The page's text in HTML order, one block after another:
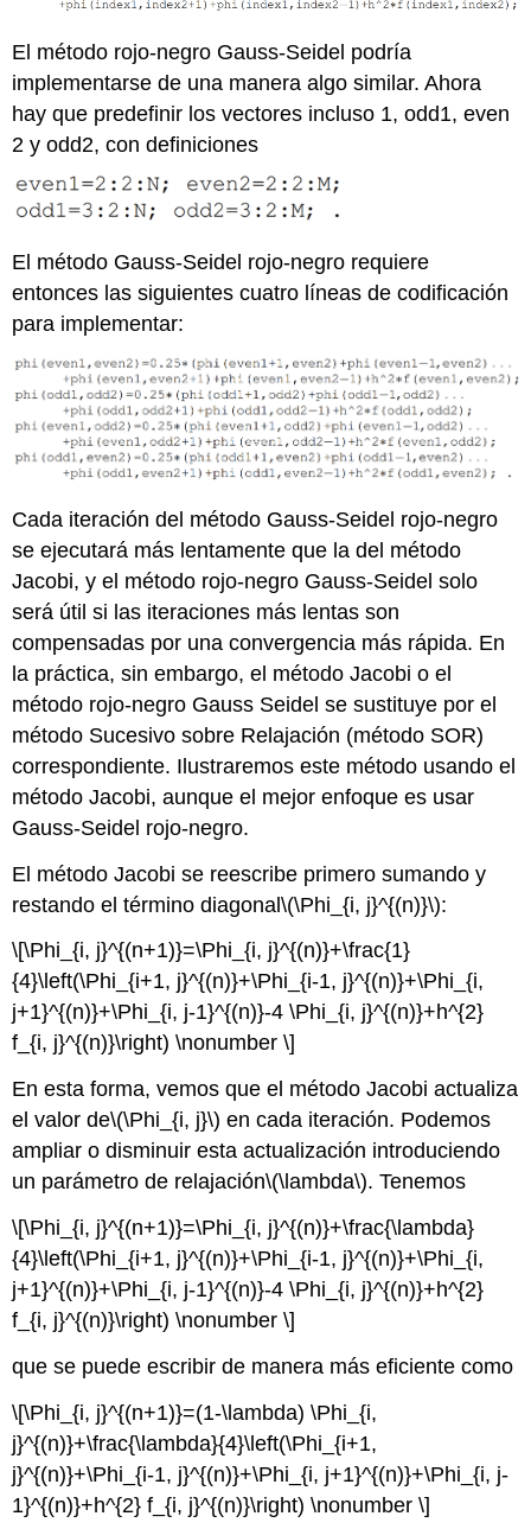
El método rojo-negro Gauss-Seidel podría
implementarse de una manera algo similar. Ahora
hay que predefinir los vectores incluso 1, odd1, even
2 y odd2, con definiciones
El método Gauss-Seidel rojo-negro requiere
entonces las siguientes cuatro líneas de codificación
para implementar:
Cada iteración del método Gauss-Seidel rojo-negro
se ejecutará más lentamente que la del método
Jacobi, y el método rojo-negro Gauss-Seidel solo
será útil si las iteraciones más lentas son
compensadas por una convergencia más rápida. En
la práctica, sin embargo, el método Jacobi o el
método rojo-negro Gauss Seidel se sustituye por el
método Sucesivo sobre Relajación (método SOR)
correspondiente. Ilustraremos este método usando el
método Jacobi, aunque el mejor enfoque es usar
Gauss-Seidel rojo-negro.
El método Jacobi se reescribe primero sumando y
restando el término diagonal\(\Phi_{i, j}^{(n)}\):
\[\Phi_{i, j}^{(n+1)}=\Phi_{i, j}^{(n)}+\frac{1}
{4}\left(\Phi_{i+1, j}^{(n)}+\Phi_{i-1, j}^{(n)}+\Phi_{i,
j+1}^{(n)}+\Phi_{i, j-1}^{(n)}-4 \Phi_{i, j}^{(n)}+h^{2}
f_{i, j}^{(n)}\right) \nonumber \]
En esta forma, vemos que el método Jacobi actualiza
el valor de\(\Phi_{i, j}\) en cada iteración. Podemos
ampliar o disminuir esta actualización introduciendo
un parámetro de relajación\(\lambda\). Tenemos
\[\Phi_{i, j}^{(n+1)}=\Phi_{i, j}^{(n)}+\frac{\lambda}
{4}\left(\Phi_{i+1, j}^{(n)}+\Phi_{i-1, j}^{(n)}+\Phi_{i,
j+1}^{(n)}+\Phi_{i, j-1}^{(n)}-4 \Phi_{i, j}^{(n)}+h^{2}
f_{i, j}^{(n)}\right) \nonumber \]
que se puede escribir de manera más eficiente como
\[\Phi_{i, j}^{(n+1)}=(1-\lambda) \Phi_{i,
j}^{(n)}+\frac{\lambda}{4}\left(\Phi_{i+1,
j}^{(n)}+\Phi_{i-1, j}^{(n)}+\Phi_{i, j+1}^{(n)}+\Phi_{i, j-
1}^{(n)}+h^{2} f_{i, j}^{(n)}\right) \nonumber \]